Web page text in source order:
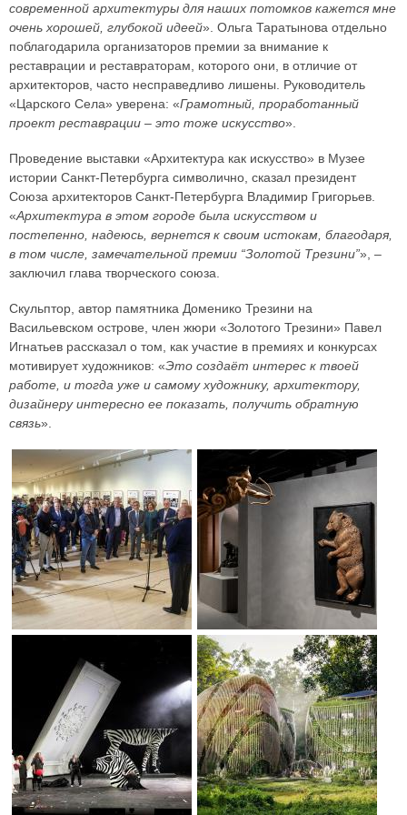
современной архитектуры для наших потомков кажется мне
очень хорошей, глубокой идеей». Ольга Таратынова отдельно
поблагодарила организаторов премии за внимание к
реставрации и реставраторам, которого они, в отличие от
архитекторов, часто несправедливо лишены. Руководитель
«Царского Села» уверена: «Грамотный, проработанный
проект реставрации – это тоже искусство».
Проведение выставки «Архитектура как искусство» в Музее
истории Санкт-Петербурга символично, сказал президент
Союза архитекторов Санкт-Петербурга Владимир Григорьев.
«Архитектура в этом городе была искусством и
постепенно, надеюсь, вернется к своим истокам, благодаря,
в том числе, замечательной премии “Золотой Трезини”», –
заключил глава творческого союза.
Скульптор, автор памятника Доменико Трезини на
Васильевском острове, член жюри «Золотого Трезини» Павел
Игнатьев рассказал о том, как участие в премиях и конкурсах
мотивирует художников: «Это создаёт интерес к твоей
работе, и тогда уже и самому художнику, архитектору,
дизайнеру интересно ее показать, получить обратную
связь».